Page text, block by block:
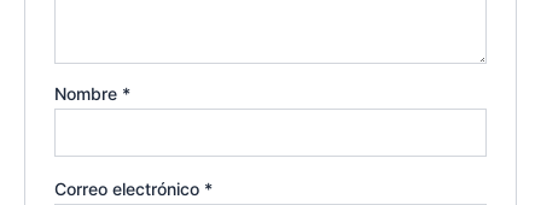
Nombre *
Correo electrónico *